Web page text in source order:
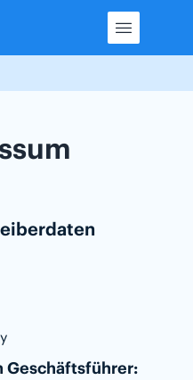
Geschäftsführer: